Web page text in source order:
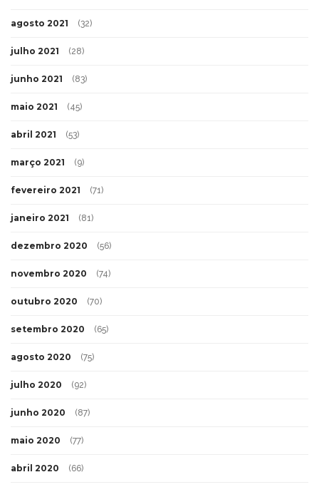
agosto 2021 (32)
julho 2021 (28)
junho 2021 (83)
maio 2021 (45)
abril 2021 (53)
março 2021 (9)
fevereiro 2021 (71)
janeiro 2021 (81)
dezembro 2020 (56)
novembro 2020 (74)
outubro 2020 (70)
setembro 2020 (65)
agosto 2020 (75)
julho 2020 (92)
junho 2020 (87)
maio 2020 (77)
abril 2020 (66)